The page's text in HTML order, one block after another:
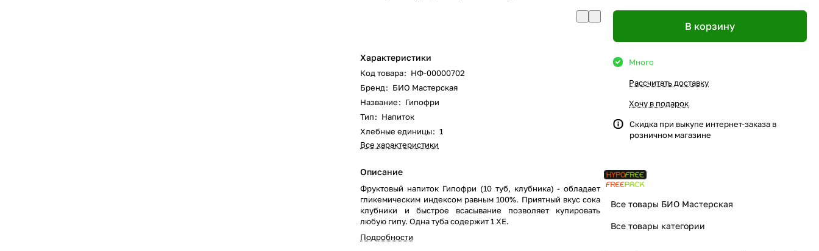
Характеристики
Код товара: НФ-00000702
Бренд: БИО Мастерская
Название: Гипофри
Тип: Напиток
Хлебные единицы: 1
Все характеристики
Описание
Фруктовый напиток Гипофри (10 туб, клубника) - обладает
гликемическим индексом равным 100%. Приятный вкус сока
клубники и быстрое всасывание позволяет купировать
любую гипу. Одна туба содержит 1 ХЕ.
Подробности
В корзину
Много
Рассчитать доставку
Хочу в подарок
Скидка при выкупе интернет-заказа в
розничном магазине
Все товары БИО Мастерская
Все товары категории